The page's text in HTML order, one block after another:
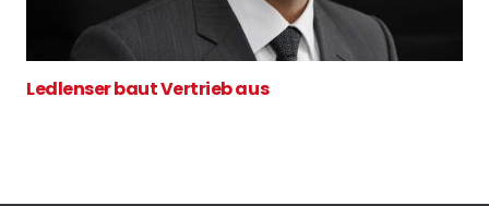
Ledlenser baut Vertrieb aus